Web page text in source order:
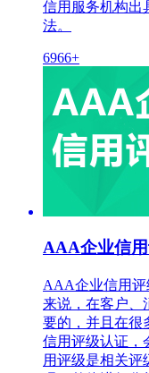
信用服务机构出
法。
6966+
AAA企业信
AAA企业信用评
来说，在客户、
要的，并且在很
信用评级认证，
用评级是相关评